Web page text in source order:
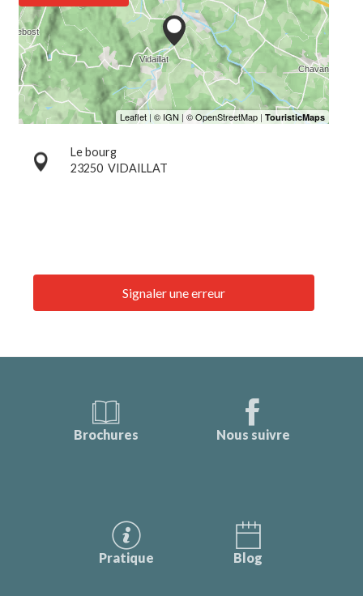
Le bourg
23250 VIDAILLAT
Signaler une erreur
Brochures Nous suivre
Pratique Blog